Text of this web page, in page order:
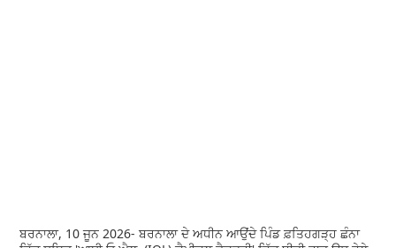
ਬਰਨਾਲਾ, 10 ਜੂਨ 2026- ਬਰਨਾਲਾ ਦੇ ਅਧੀਨ ਆਉਂਦੇ ਪਿੰਡ ਫ਼ਤਿਹਗੜ੍ਹ ਛੰਨਾ